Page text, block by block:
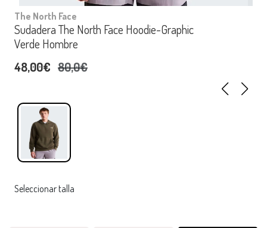
The North Face
Sudadera The North Face Hoodie-Graphic
Verde Hombre
48,00€ 80,0€
Seleccionar talla